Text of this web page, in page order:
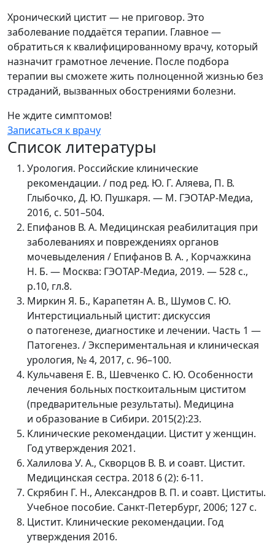
Хронический цистит — не приговор. Это
заболевание поддаётся терапии. Главное —
обратиться к квалифицированному врачу, который
назначит грамотное лечение. После подбора
терапии вы сможете жить полноценной жизнью без
страданий, вызванных обострениями болезни.
Не ждите симптомов!
Записаться к врачу
Список литературы
Урология. Российские клинические
рекомендации. / под ред. Ю. Г. Аляева, П. В.
Глыбочко, Д. Ю. Пушкаря. — М. ГЭОТАР-Медиа,
2016, с. 501–504.
Епифанов В. А. Медицинская реабилитация при
заболеваниях и повреждениях органов
мочевыделения / Епифанов В. А. , Корчажкина
Н. Б. — Москва: ГЭОТАР-Медиа, 2019. — 528 с.,
р.10, гл.8.
Миркин Я. Б., Карапетян А. В., Шумов С. Ю.
Интерстициальный цистит: дискуссия
о патогенезе, диагностике и лечении. Часть 1 —
Патогенез. / Экспериментальная и клиническая
урология, № 4, 2017, с. 96–100.
Кульчавеня Е. В., Шевченко С. Ю. Особенности
лечения больных посткоитальным циститом
(предварительные результаты). Медицина
и образование в Сибири. 2015(2):23.
Клинические рекомендации. Цистит у женщин.
Год утверждения 2021.
Халилова У. А., Скворцов В. В. и соавт. Цистит.
Медицинская сестра. 2018 6 (2): 6-11.
Скрябин Г. Н., Александров В. П. и соавт. Циститы.
Учебное пособие. Санкт-Петербург, 2006; 127 с.
Цистит. Клинические рекомендации. Год
утверждения 2016.